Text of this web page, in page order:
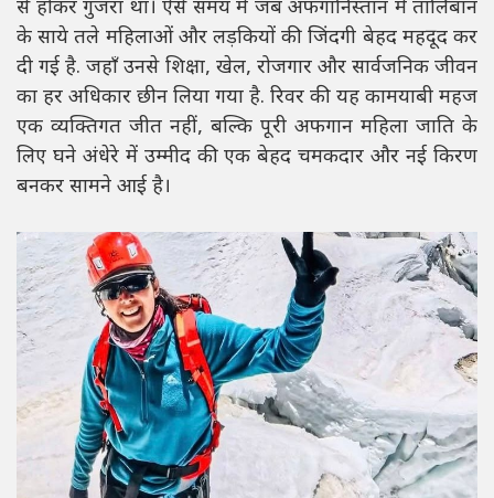
से होकर गुजरा था। ऐसे समय में जब अफगानिस्तान में तालिबान
के साये तले महिलाओं और लड़कियों की जिंदगी बेहद महदूद कर
दी गई है. जहाँ उनसे शिक्षा, खेल, रोजगार और सार्वजनिक जीवन
का हर अधिकार छीन लिया गया है. रिवर की यह कामयाबी महज
एक व्यक्तिगत जीत नहीं, बल्कि पूरी अफगान महिला जाति के
लिए घने अंधेरे में उम्मीद की एक बेहद चमकदार और नई किरण
बनकर सामने आई है।